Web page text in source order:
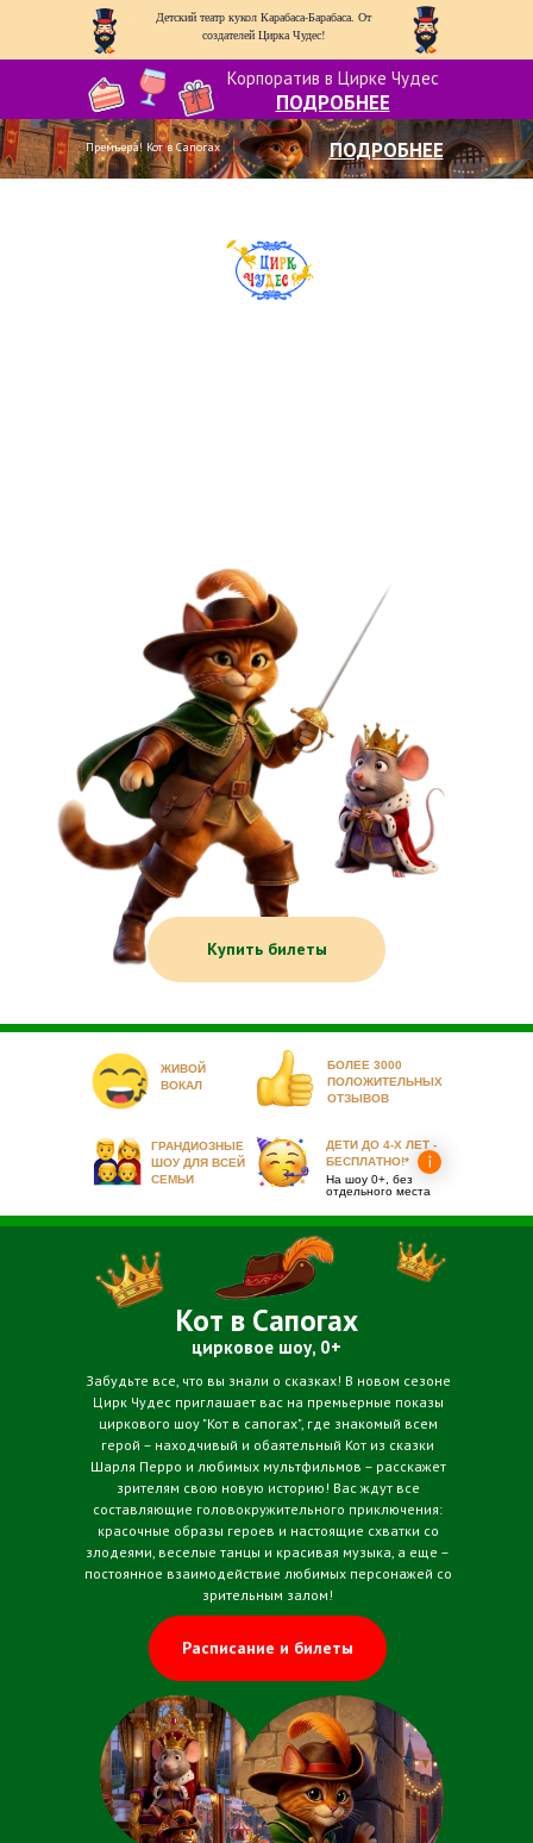
Детский театр кукол Карабаса-Барабаса. От
создателей Цирка Чудес!
Корпоратив в Цирке Чудес
ПОДРОБНЕЕ
ПОДРОБНЕЕ
Премьера! Кот в Сапогах
Купить билеты
БОЛЕЕ 3000
ПОЛОЖИТЕЛЬНЫХ
ОТЗЫВОВ
ГРАНДИОЗНЫЕ
ШОУ ДЛЯ ВСЕЙ
СЕМЬИ
ЖИВОЙ
ВОКАЛ
ДЕТИ ДО 4-Х ЛЕТ -
БЕСПЛАТНО!*
На шоу 0+, без
отдельного места
Забудьте все, что вы знали о сказках! В новом сезоне
Цирк Чудес приглашает вас на премьерные показы
циркового шоу "Кот в сапогах", где знакомый всем
герой – находчивый и обаятельный Кот из сказки
Шарля Перро и любимых мультфильмов – расскажет
зрителям свою новую историю! Вас ждут все
составляющие головокружительного приключения:
красочные образы героев и настоящие схватки со
злодеями, веселые танцы и красивая музыка, а еще –
постоянное взаимодействие любимых персонажей со
зрительным залом!
цирковое шоу, 0+
Кот в Сапогах
Расписание и билеты